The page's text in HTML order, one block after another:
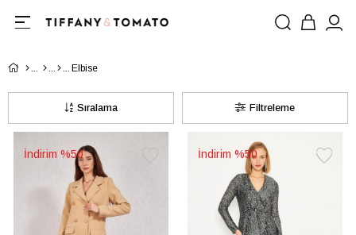
Elbise
Filtreleme
Sıralama
%50 %50